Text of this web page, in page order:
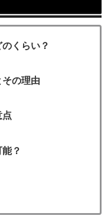
くらい？
の理由
点
？